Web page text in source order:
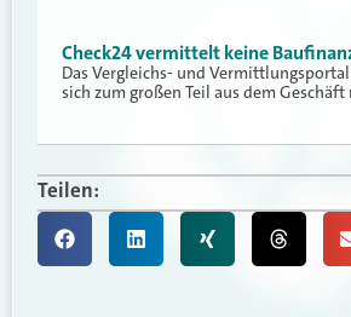
Check24 vermittelt keine
Das Vergleichs- und
sich zum großen Teil aus dem
Teilen: